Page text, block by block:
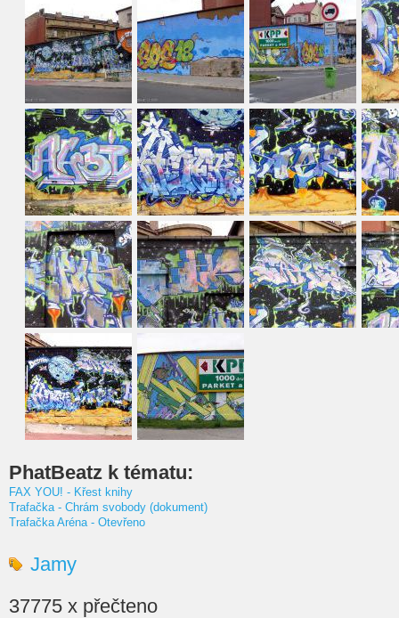
PhatBeatz k tématu:
FAX YOU! - Křest knihy
Trafačka - Chrám svobody (dokument)
Trafačka Aréna - Otevřeno
Jamy
37775 x přečteno